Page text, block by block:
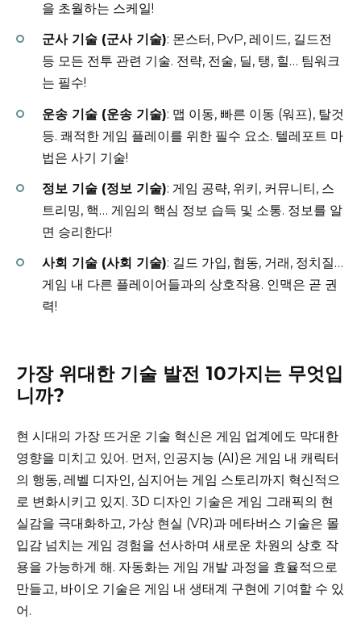
을 초월하는 스케일!
군사 기술 (군사 기술): 몬스터, PvP, 레이드, 길드전
등 모든 전투 관련 기술. 전략, 전술, 딜, 탱, 힐… 팀워크
는 필수!
운송 기술 (운송 기술): 맵 이동, 빠른 이동 (워프), 탈것
등. 쾌적한 게임 플레이를 위한 필수 요소. 텔레포트 마
법은 사기 기술!
정보 기술 (정보 기술): 게임 공략, 위키, 커뮤니티, 스
트리밍, 핵… 게임의 핵심 정보 습득 및 소통. 정보를 알
면 승리한다!
사회 기술 (사회 기술): 길드 가입, 협동, 거래, 정치질…
게임 내 다른 플레이어들과의 상호작용. 인맥은 곧 권
력!
가장 위대한 기술 발전 10가지는 무엇입
니까?
현 시대의 가장 뜨거운 기술 혁신은 게임 업계에도 막대한
영향을 미치고 있어. 먼저, 인공지능 (AI)은 게임 내 캐릭터
의 행동, 레벨 디자인, 심지어는 게임 스토리까지 혁신적으
로 변화시키고 있지. 3D 디자인 기술은 게임 그래픽의 현
실감을 극대화하고, 가상 현실 (VR)과 메타버스 기술은 몰
입감 넘치는 게임 경험을 선사하며 새로운 차원의 상호 작
용을 가능하게 해. 자동화는 게임 개발 과정을 효율적으로
만들고, 바이오 기술은 게임 내 생태계 구현에 기여할 수 있
어.